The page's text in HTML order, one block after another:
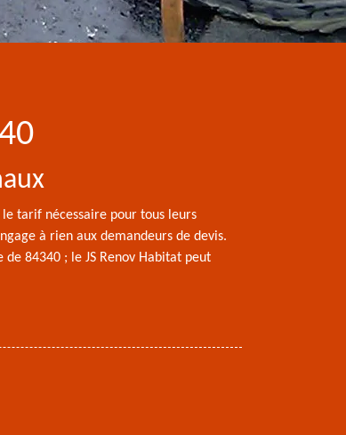
le tarif nécessaire pour tous leurs
à rien aux demandeurs de devis.
84340 ; le JS Renov Habitat peut